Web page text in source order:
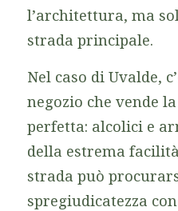
l’architettura, ma
strada principale.
Nel caso di Uvalde,
negozio che vende
perfetta: alcolici e
della estrema
strada può
spregiudicatezza